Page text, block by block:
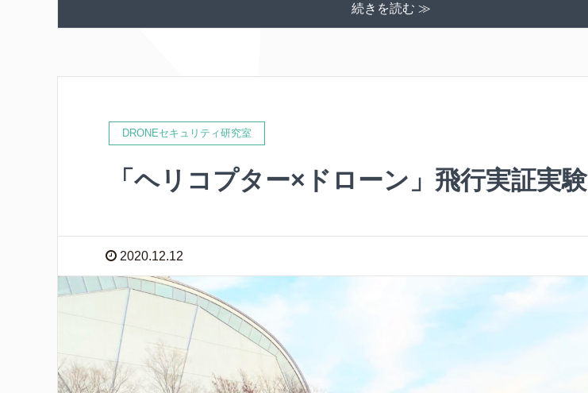
続きを読む ≫
DRONEセキュリティ研究室
「ヘリコプター×ドローン」飛行実証実験
2020.12.12